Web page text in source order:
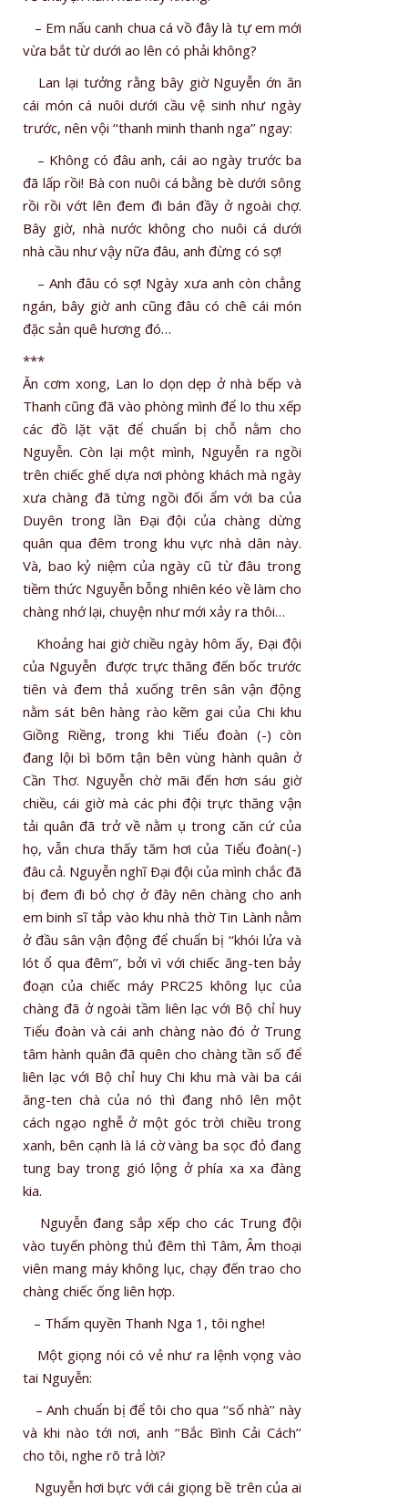
– Em nấu canh chua cá vồ đây là tự em mới
vừa bắt từ dưới ao lên có phải không?
Lan lại tưởng rằng bây giờ Nguyễn ớn ăn
cái món cá nuôi dưới cầu vệ sinh như ngày
trước, nên vội ‘‘thanh minh thanh nga’’ ngay:
– Không có đâu anh, cái ao ngày trước ba
đã lấp rồi! Bà con nuôi cá bằng bè dưới sông
rồi rồi vớt lên đem đi bán đầy ở ngoài chợ.
Bây giờ, nhà nước không cho nuôi cá dưới
nhà cầu như vậy nữa đâu, anh đừng có sợ!
– Anh đâu có sợ! Ngày xưa anh còn chẳng
ngán, bây giờ anh cũng đâu có chê cái món
đặc sản quê hương đó…
***
Ăn cơm xong, Lan lo dọn dẹp ở nhà bếp và
Thanh cũng đã vào phòng mình để lo thu xếp
các đồ lặt vặt để chuẩn bị chỗ nằm cho
Nguyễn. Còn lại một mình, Nguyễn ra ngồi
trên chiếc ghế dựa nơi phòng khách mà ngày
xưa chàng đã từng ngồi đối ẩm với ba của
Duyên trong lần Ðại đội của chàng dừng
quân qua đêm trong khu vực nhà dân này.
Và, bao kỷ niệm của ngày cũ từ đâu trong
tiềm thức Nguyễn bỗng nhiên kéo về làm cho
chàng nhớ lại, chuyện như mới xảy ra thôi…
Khoảng hai giờ chiều ngày hôm ấy, Ðại đội
của Nguyễn được trực thăng đến bốc trước
tiên và đem thả xuống trên sân vận động
nằm sát bên hàng rào kẽm gai của Chi khu
Giồng Riềng, trong khi Tiểu đoàn (-) còn
đang lội bì bõm tận bên vùng hành quân ở
Cần Thơ. Nguyễn chờ mãi đến hơn sáu giờ
chiều, cái giờ mà các phi đội trực thăng vận
tải quân đã trở về nằm ụ trong căn cứ của
họ, vẫn chưa thấy tăm hơi của Tiểu đoàn(-)
đâu cả. Nguyễn nghĩ Ðại đội của mình chắc đã
bị đem đi bỏ chợ ở đây nên chàng cho anh
em binh sĩ tắp vào khu nhà thờ Tin Lành nằm
ở đầu sân vận động để chuẩn bị ‘‘khói lửa và
lót ổ qua đêm’’, bởi vì với chiếc ăng-ten bảy
đoạn của chiếc máy PRC25 không lục của
chàng đã ở ngoài tầm liên lạc với Bộ chỉ huy
Tiểu đoàn và cái anh chàng nào đó ở Trung
tâm hành quân đã quên cho chàng tần số để
liên lạc với Bộ chỉ huy Chi khu mà vài ba cái
ăng-ten chà của nó thì đang nhô lên một
cách ngạo nghễ ở một góc trời chiều trong
xanh, bên cạnh là lá cờ vàng ba sọc đỏ đang
tung bay trong gió lộng ở phía xa xa đàng
kia.
Nguyễn đang sắp xếp cho các Trung đội
vào tuyến phòng thủ đêm thì Tâm, Âm thoại
viên mang máy không lục, chạy đến trao cho
chàng chiếc ống liên hợp.
– Thẩm quyền Thanh Nga 1, tôi nghe!
Một giọng nói có vẻ như ra lệnh vọng vào
tai Nguyễn:
– Anh chuẩn bị để tôi cho qua ‘‘số nhà’’ này
và khi nào tới nơi, anh ‘‘Bắc Bình Cải Cách’’
cho tôi, nghe rõ trả lời?
Nguyễn hơi bực với cái giọng bề trên của ai